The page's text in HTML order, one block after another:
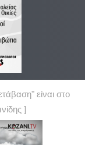
είναι στο
]